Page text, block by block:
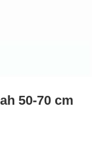
50-70 cm